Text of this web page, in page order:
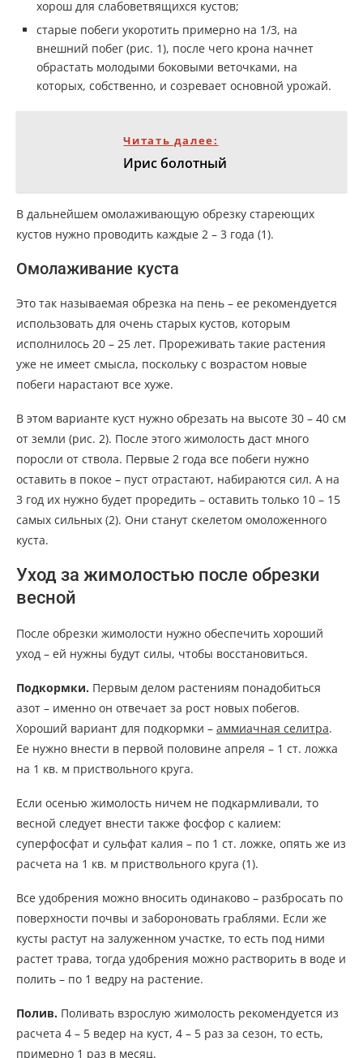
хорош для слабоветвящихся кустов;
старые побеги укоротить примерно на 1/3, на
внешний побег (рис. 1), после чего крона начнет
обрастать молодыми боковыми веточками, на
которых, собственно, и созревает основной урожай.
Читать далее:
Ирис болотный
В дальнейшем омолаживающую обрезку стареющих
кустов нужно проводить каждые 2 – 3 года (1).
Омолаживание куста
Это так называемая обрезка на пень – ее рекомендуется
использовать для очень старых кустов, которым
исполнилось 20 – 25 лет. Прореживать такие растения
уже не имеет смысла, поскольку с возрастом новые
побеги нарастают все хуже.
В этом варианте куст нужно обрезать на высоте 30 – 40 см
от земли (рис. 2). После этого жимолость даст много
поросли от ствола. Первые 2 года все побеги нужно
оставить в покое – пуст отрастают, набираются сил. А на
3 год их нужно будет проредить – оставить только 10 – 15
самых сильных (2). Они станут скелетом омоложенного
куста.
Уход за жимолостью после обрезки
весной
После обрезки жимолости нужно обеспечить хороший
уход – ей нужны будут силы, чтобы восстановиться.
Подкормки. Первым делом растениям понадобиться
азот – именно он отвечает за рост новых побегов.
Хороший вариант для подкормки – аммиачная селитра.
Ее нужно внести в первой половине апреля – 1 ст. ложка
на 1 кв. м приствольного круга.
Если осенью жимолость ничем не подкармливали, то
весной следует внести также фосфор с калием:
суперфосфат и сульфат калия – по 1 ст. ложке, опять же из
расчета на 1 кв. м приствольного круга (1).
Все удобрения можно вносить одинаково – разбросать по
поверхности почвы и забороновать граблями. Если же
кусты растут на залуженном участке, то есть под ними
растет трава, тогда удобрения можно растворить в воде и
полить – по 1 ведру на растение.
Полив. Поливать взрослую жимолость рекомендуется из
расчета 4 – 5 ведер на куст, 4 – 5 раз за сезон, то есть,
примерно 1 раз в месяц.